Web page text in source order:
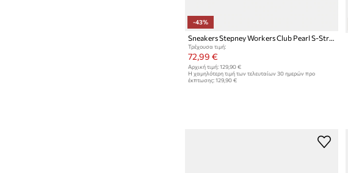
-43%
Sneakers Stepney Workers Club Pearl S-Strike Leather
Τρέχουσα τιμή:
72,99 €
Αρχική τιμή: 129,90 €
Η χαμηλότερη τιμή των τελευταίων 30 ημερών προ
έκπτωσης: 129,90 €